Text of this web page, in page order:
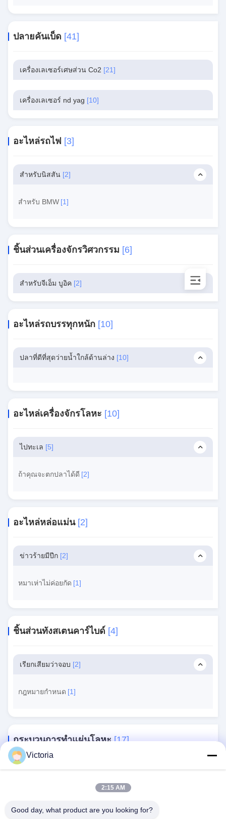
ปลายคันเบ็ด [41]
เครื่องเลเซอร์เศษส่วน Co2 [21]
เครื่องเลเซอร์ nd yag [10]
อะไหล่รถไฟ [3]
สำหรับนิสสัน [2]
สําหรับ BMW [1]
ชิ้นส่วนเครื่องจักรวิศวกรรม [6]
สำหรับจีเอ็ม บูอิค [2]
อะไหล่รถบรรทุกหนัก [10]
ปลาที่ดีที่สุดว่ายน้ำใกล้ด้านล่าง [10]
อะไหล่เครื่องจักรโลหะ [10]
ไปทะเล [5]
ถ้าคุณจะตกปลาได้ดี [2]
อะไหล่หล่อแม่น [2]
ข่าวร้ายมีปีก [2]
หมาเห่าไม่ค่อยกัด [1]
ชิ้นส่วนทังสเตนคาร์ไบด์ [4]
เรียกเสียมว่าจอบ [2]
กฎหมายกำหนด [1]
กระบวนการทําแผ่นโลหะ [17]
Victoria
2:15 AM
Good day, what product are you looking for?